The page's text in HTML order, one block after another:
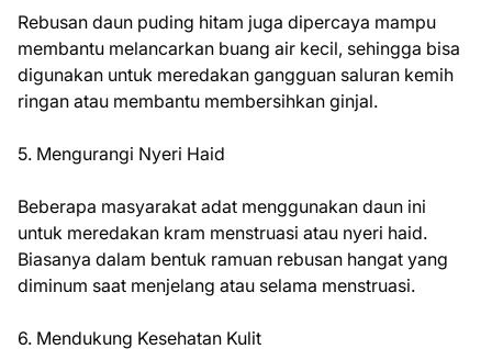
Rebusan daun puding hitam juga dipercaya mampu
membantu melancarkan buang air kecil, sehingga bisa
digunakan untuk meredakan gangguan saluran kemih
ringan atau membantu membersihkan ginjal.
5. Mengurangi Nyeri Haid
Beberapa masyarakat adat menggunakan daun ini
untuk meredakan kram menstruasi atau nyeri haid.
Biasanya dalam bentuk ramuan rebusan hangat yang
diminum saat menjelang atau selama menstruasi.
6. Mendukung Kesehatan Kulit